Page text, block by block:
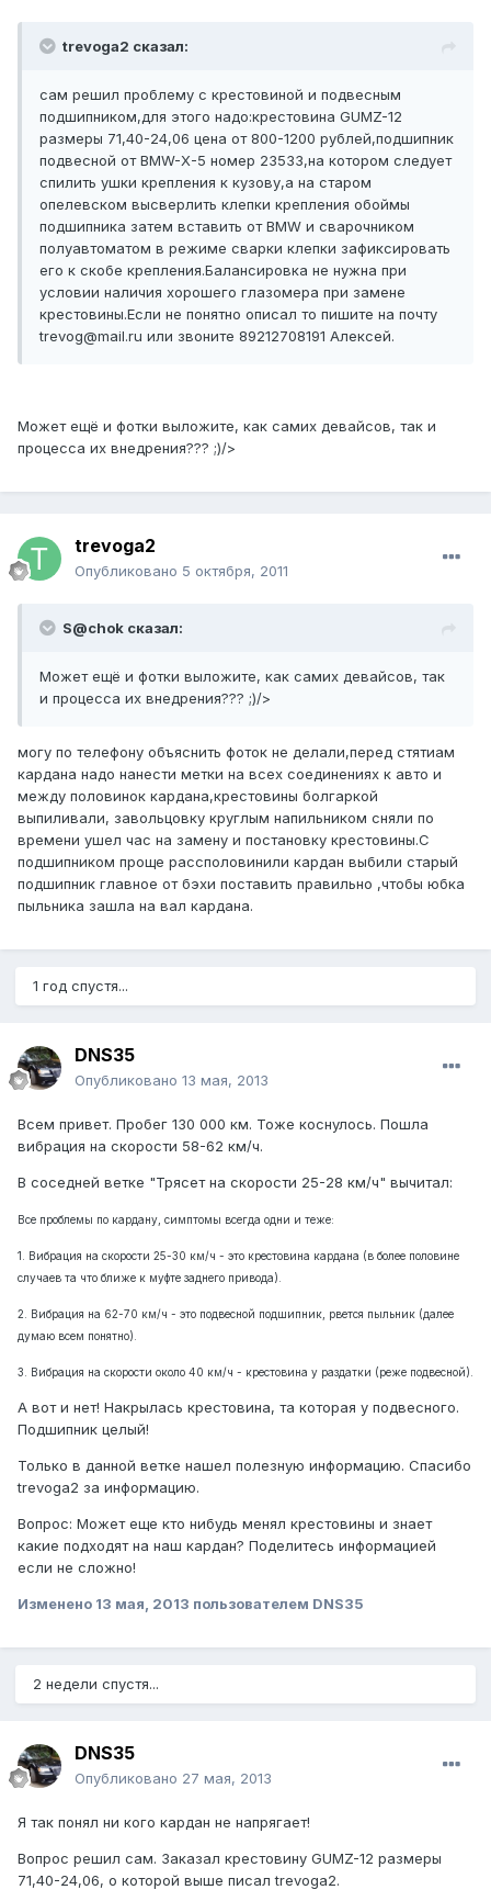
trevoga2 сказал:
сам решил проблему с крестовиной и подвесным
подшипником,для этого надо:крестовина GUMZ-12
размеры 71,40-24,06 цена от 800-1200 рублей,подшипник
подвесной от BMW-X-5 номер 23533,на котором следует
спилить ушки крепления к кузову,а на старом
опелевском высверлить клепки крепления обоймы
подшипника затем вставить от BMW и сварочником
полуавтоматом в режиме сварки клепки зафиксировать
его к скобе крепления.Балансировка не нужна при
условии наличия хорошего глазомера при замене
крестовины.Если не понятно описал то пишите на почту
trevog@mail.ru или звоните 89212708191 Алексей.
Может ещё и фотки выложите, как самих девайсов, так и
процесса их внедрения??? ;)/>
trevoga2
Опубликовано 5 октября, 2011
S@chok сказал:
Может ещё и фотки выложите, как самих девайсов, так
и процесса их внедрения??? ;)/>
могу по телефону объяснить фоток не делали,перед стятиам
кардана надо нанести метки на всех соединениях к авто и
между половинок кардана,крестовины болгаркой
выпиливали, завольцовку круглым напильником сняли по
времени ушел час на замену и постановку крестовины.С
подшипником проще рассполовинили кардан выбили старый
подшипник главное от бэхи поставить правильно ,чтобы юбка
пыльника зашла на вал кардана.
1 год спустя...
DNS35
Опубликовано 13 мая, 2013
Всем привет. Пробег 130 000 км. Тоже коснулось. Пошла
вибрация на скорости 58-62 км/ч.
В соседней ветке "Трясет на скорости 25-28 км/ч" вычитал:
Все проблемы по кардану, симптомы всегда одни и теже:
1. Вибрация на скорости 25-30 км/ч - это крестовина кардана (в более половине
случаев та что ближе к муфте заднего привода).
2. Вибрация на 62-70 км/ч - это подвесной подшипник, рвется пыльник (далее
думаю всем понятно).
3. Вибрация на скорости около 40 км/ч - крестовина у раздатки (реже подвесной).
А вот и нет! Накрылась крестовина, та которая у подвесного.
Подшипник целый!
Только в данной ветке нашел полезную информацию. Спасибо
trevoga2 за информацию.
Вопрос: Может еще кто нибудь менял крестовины и знает
какие подходят на наш кардан? Поделитесь информацией
если не сложно!
Изменено 13 мая, 2013 пользователем DNS35
2 недели спустя...
DNS35
Опубликовано 27 мая, 2013
Я так понял ни кого кардан не напрягает!
Вопрос решил сам. Заказал крестовину GUMZ-12 размеры
71,40-24,06, о которой выше писал trevoga2.